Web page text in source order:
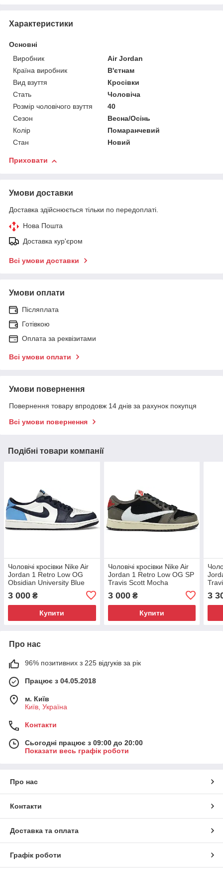
Характеристики
Основні
Виробник
Air Jordan
Країна виробник
В'єтнам
Вид взуття
Кросівки
Стать
Чоловіча
Розмір чоловічого взуття
40
Сезон
Весна/Осінь
Колір
Помаранчевий
Стан
Новий
Приховати
Умови доставки
Доставка здійснюється тільки по передоплаті.
Нова Пошта
Доставка кур'єром
Всі умови доставки
Умови оплати
Післяплата
Готівкою
Оплата за реквізитами
Всі умови оплати
Умови повернення
Повернення товару впродовж 14 днів за рахунок покупця
Всі умови повернення
Подібні товари компанії
Чоловічі кросівки Nike Air
Jordan 1 Retro Low OG
Obsidian University Blue
3 000 ₴
Купити
Чоловічі кросівки Nike Air
Jordan 1 Retro Low OG SP
Travis Scott Mocha
3 000₴
Купити
3
Про нас
96% позитивних з 225 відгуків за рік
Працює з 04.05.2018
м. Київ
Київ, Україна
Контакти
Сьогодні працює з 09:00 до 20:00
Показати весь графік роботи
Про нас
Контакти
Доставка та оплата
Графік роботи